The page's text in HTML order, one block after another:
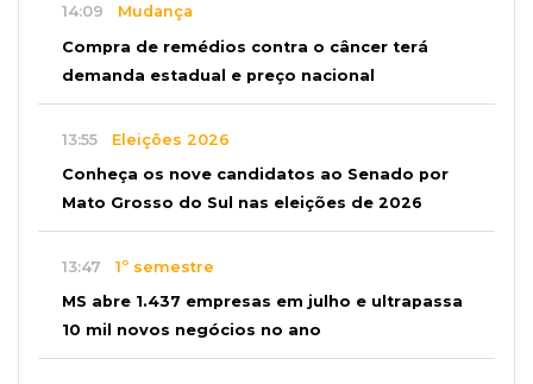
14:09 Mudança
Compra de remédios contra o câncer terá
demanda estadual e preço nacional
13:55 Eleições 2026
Conheça os nove candidatos ao Senado por
Mato Grosso do Sul nas eleições de 2026
13:47 1º semestre
MS abre 1.437 empresas em julho e ultrapassa
10 mil novos negócios no ano